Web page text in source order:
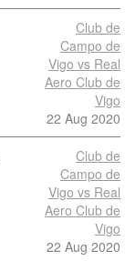
Club de
Campo de
Vigo vs Real
Aero Club de
Vigo
22 Aug 2020
Club de
Campo de
Vigo vs Real
Aero Club de
Vigo
22 Aug 2020